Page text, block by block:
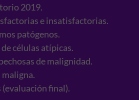
2019.
e insatisfactorias.
patógenos.
células atípicas.
de malignidad.
(evaluación final).